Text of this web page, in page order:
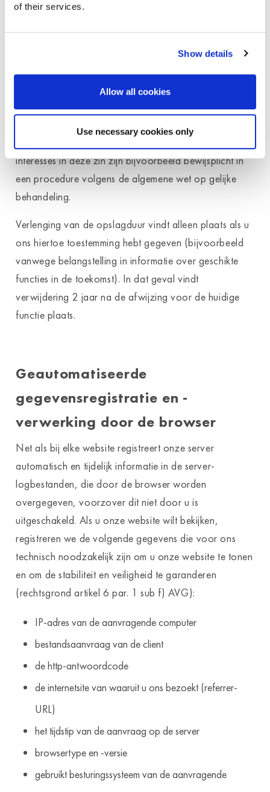
of their services.
Show details
Allow all cookies
Use necessary cookies only
voorschriften.
Mocht met de sollicitant geen arbeidsovereenkomst
bekendmaken van de beslissing automatisch
verwijderd, voorzover verwijderen niet in tegenspraak
interesses in deze zin zijn bijvoorbeeld bewijsplicht in
een procedure volgens de algemene wet op gelijke
behandeling.
Verlenging van de opslagduur vindt alleen plaats als u
ons hiertoe toestemming hebt gegeven (bijvoorbeeld
vanwege belangstelling in informatie over geschikte
functies in de toekomst). In dat geval vindt
verwijdering 2 jaar na de afwijzing voor de huidige
functie plaats.
Geautomatiseerde
gegevensregistratie en -
verwerking door de browser
Net als bij elke website registreert onze server
automatisch en tijdelijk informatie in de server-
logbestanden, die door de browser worden
overgegeven, voorzover dit niet door u is
uitgeschakeld. Als u onze website wilt bekijken,
registreren we de volgende gegevens die voor ons
technisch noodzakelijk zijn om u onze website te tonen
en om de stabiliteit en veiligheid te garanderen
(rechtsgrond artikel 6 par. 1 sub f) AVG):
IP-adres van de aanvragende computer
bestandsaanvraag van de client
de http-antwoordcode
de internetsite van waaruit u ons bezoekt (referrer-
URL)
het tijdstip van de aanvraag op de server
browsertype en -versie
gebruikt besturingssysteem van de aanvragende